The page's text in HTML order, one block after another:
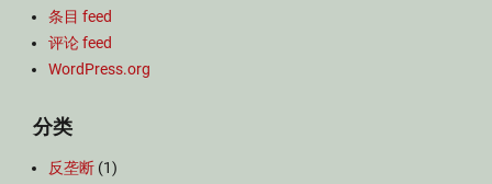
条目 feed
评论 feed
WordPress.org
分类
反垄断 (1)